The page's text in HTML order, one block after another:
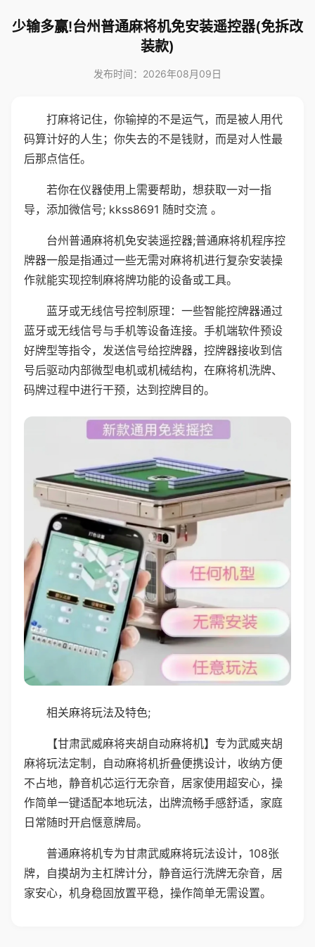
少输多赢!台州普通麻将机免安装遥控器(免拆改
装款)
发布时间：2026年08月09日
打麻将记住，你输掉的不是运气，而是被人用代
码算计好的人生；你失去的不是钱财，而是对人性最
后那点信任。
若你在仪器使用上需要帮助，想获取一对一指
导，添加微信号; kkss8691 随时交流 。
台州普通麻将机免安装遥控器;普通麻将机程序控
牌器一般是指通过一些无需对麻将机进行复杂安装操
作就能实现控制麻将牌功能的设备或工具。
蓝牙或无线信号控制原理：一些智能控牌器通过
蓝牙或无线信号与手机等设备连接。手机端软件预设
好牌型等指令，发送信号给控牌器，控牌器接收到信
号后驱动内部微型电机或机械结构，在麻将机洗牌、
码牌过程中进行干预，达到控牌目的。
相关麻将玩法及特色;
【甘肃武威麻将夹胡自动麻将机】专为武威夹胡
麻将玩法定制，自动麻将机折叠便携设计，收纳方便
不占地，静音机芯运行无杂音，居家使用超安心，操
作简单一键适配本地玩法，出牌流畅手感舒适，家庭
日常随时开启惬意牌局。
普通麻将机专为甘肃武威麻将玩法设计，108张
牌，自摸胡为主杠牌计分，静音运行洗牌无杂音，居
家安心，机身稳固放置平稳，操作简单无需设置。